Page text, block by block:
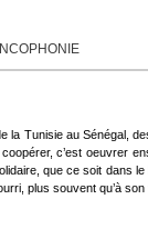
la Tunisie au Sénégal,
c’est oeuvrer
que ce soit dans le
plus souvent qu’à